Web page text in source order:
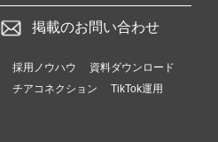
掲載のお問い合わせ
採用ノウハウ
資料ダウンロード
チアコネクション
TikTok運用